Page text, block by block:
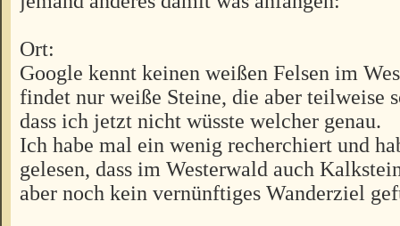
Ort:
Google kennt keinen weißen Felsen im
findet nur weiße Steine, die aber teilweise
dass ich jetzt nicht wüsste welcher genau.
Ich habe mal ein wenig recherchiert und
gelesen, dass im Westerwald auch
aber noch kein vernünftiges Wanderziel